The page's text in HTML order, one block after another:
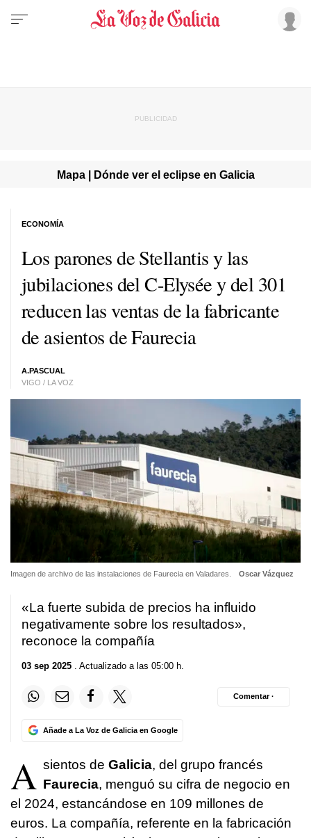
Mapa | Dónde ver el eclipse en Galicia
Los parones de Stellantis y las
jubilaciones del C-Elysée y del 301
reducen las ventas de la fabricante
de asientos de Faurecia
A.PASCUAL
VIGO / LA VOZ
ECONOMÍA
Imagen de archivo de las instalaciones de Faurecia en Valadares. Oscar Vázquez
«La fuerte subida de precios ha influido
negativamente sobre los resultados»,
reconoce la compañía
03 sep 2025 . Actualizado a las 05:00 h.
Añade a La Voz de Galicia en Google
Comentar ·
A sientos de Galicia, del grupo francés
Faurecia, menguó su cifra de negocio en
el 2024, estancándose en 109 millones de
euros. La compañía, referente en la fabricación